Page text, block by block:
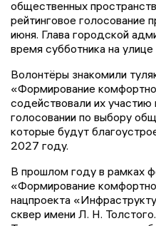
общественных
рейтинговое голосование
июня. Глава городской
время субботника на
Волонтёры знакомили
«Формирование
содействовали их
голосовании по выбору
которые будут
2027 году.
В прошлом году в рамках
«Формирование
нацпроекта
сквер имени Л. Н.